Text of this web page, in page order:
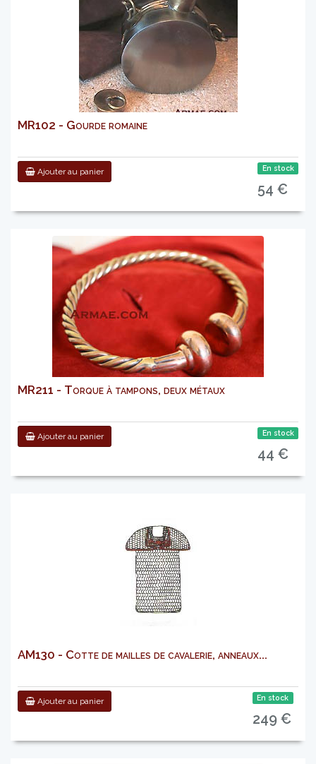
MR102 - Gourde romaine
Ajouter au panier En stock
54 €
MR211 - Torque à tampons, deux métaux
Ajouter au panier En stock
44 €
AM130 - Cotte de mailles de cavalerie, anneaux...
Ajouter au panier En stock
249 €